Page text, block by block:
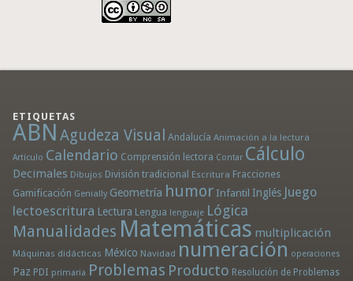
ETIQUETAS
ABN Agudeza Visual Andalucía Animación a la lectura
Artículo Calendario Comprensión lectora Contar Cálculo
Decimales Dibujos División tradicional Escritura Fracciones
Gamificación Genially Geometría humor Infantil Inglés Juego
lectoescritura Lectura Lengua lenguaje Lógica
Manualidades Matemáticas multiplicación
Máquinas didácticas México Navidad numeración operaciones
Paz PDI primaria Problemas Producto Resolución de Problemas